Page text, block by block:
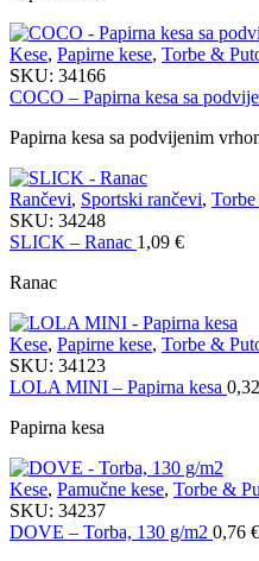
Kese, Papirne kese, Torbe &
SKU: 34166
COCO – Papirna kesa sa
Papirna kesa sa podvijenim
Rančevi, Sportski rančevi,
SKU: 34248
SLICK – Ranac 1,09 €
Ranac
Kese, Papirne kese, Torbe &
SKU: 34123
LOLA MINI – Papirna kesa 0,32
Papirna kesa
Kese, Pamučne kese, Torbe &
SKU: 34237
DOVE – Torba, 130 g/m2 0,76 €